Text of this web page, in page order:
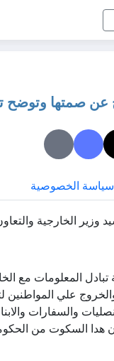
صمتها وتوضح
سياسة الخصوصية
الخارجية
تبادل المعلومات مع
علي المواطنين
هدا السكوت من